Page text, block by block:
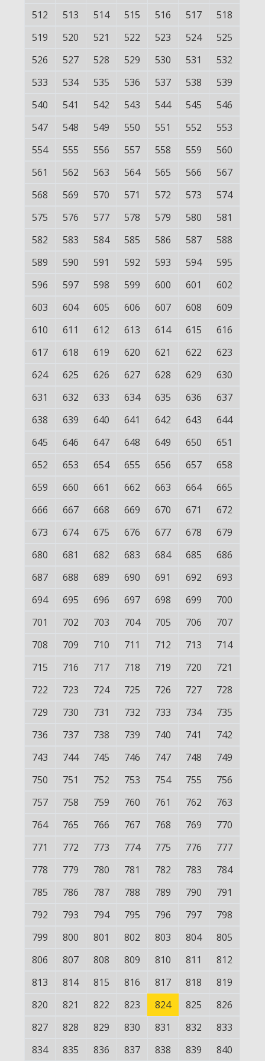
512 513 514 515 516 517
518
519
520 521 522 523 524
525
526
527 528 529 530 531
532
533
534 535 536 537 538
539
540
541 542 543 544 545
546
547
548 549 550 551 552
553
554
555 556 557 558 559
560
561
562 563 564 565 566
567
568
569 570 571 572 573
574
575
576 577 578 579 580
581
582
583 584 585 586 587
588
589
590 591 592 593 594
595
596
597 598 599 600 601
602
603
604 605 606 607 608
609
610
611 612 613 614 615
616
617
618 619 620 621 622
623
624
625 626 627 628 629
630
631
632 633 634 635 636
637
638
639 640 641 642 643
644
645
646 647 648 649 650
651
652
653 654 655 656 657
658
659
660 661 662 663 664
665
666
667 668 669 670 671
672
673
674 675 676 677 678
679
680
681 682 683 684 685
686
687
688 689 690 691 692
693
694
695 696 697 698 699
700
701
702 703 704 705 706
707
708
709 710 711 712 713
714
715
716 717 718 719 720
721
722
723 724 725 726 727
728
729
730 731 732 733 734
735
736
737 738 739 740 741
742
743
744 745 746 747 748
749
750
751 752 753 754 755
756
757
758 759 760 761 762
763
764
765 766 767 768 769
770
771
772 773 774 775 776
777
778
779 780 781 782 783
784
785
786 787 788 789 790
791
792
793 794 795 796 797
798
799
800 801 802 803 804
805
806
807 808 809 810 811
812
813
814 815 816 817 818
819
820
821 822 823 824 825
826
827
828 829 830 831 832
833
834
835 836 837 838 839 840